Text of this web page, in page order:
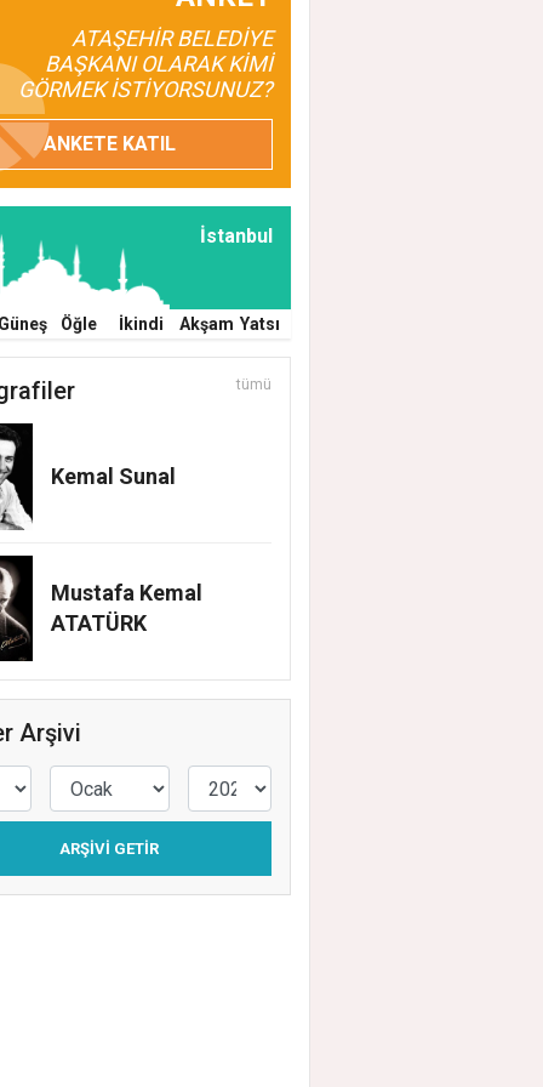
ATAŞEHİR BELEDİYE
BAŞKANI OLARAK KİMİ
GÖRMEK İSTİYORSUNUZ?
ANKETE KATIL
İstanbul
Güneş Öğle İkindi Akşam Yatsı
tümü
Kemal Sunal
Mustafa Kemal
ATATÜRK
Arşivi
ARŞIVI GETIR